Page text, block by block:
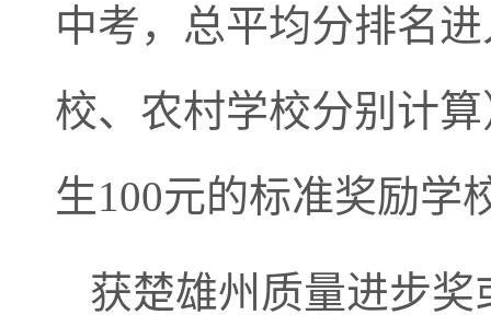
中考，总平均分排名
校、农村学校分别计
生100元的标准奖励学
获楚雄州质量进步